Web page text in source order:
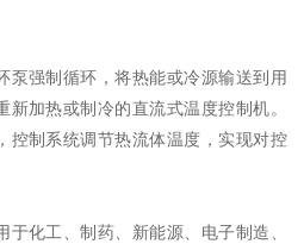
泵强制循环，将热能或冷源输送到用
新加热或制冷的直流式温度控制机。
控制系统调节热流体温度，实现对控
化工、制药、新能源、电子制造、